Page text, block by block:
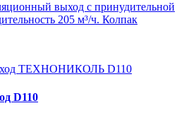
выход с принудительной
205 м³/ч. Колпак
D110